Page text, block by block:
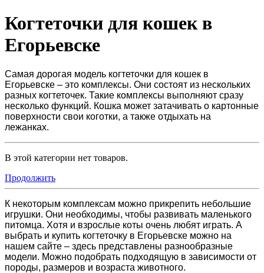
Когтеточки для кошек в
Егорьевске
Самая дорогая модель когтеточки для кошек в
Егорьевске – это комплексы. Они состоят из нескольких
разных когтеточек. Такие комплексы выполняют сразу
несколько функций. Кошка может затачивать о картонные
поверхности свои коготки, а также отдыхать на
лежанках.
В этой категории нет товаров.
Продолжить
К некоторым комплексам можно прикрепить небольшие
игрушки. Они необходимы, чтобы развивать маленького
питомца. Хотя и взрослые коты очень любят играть. А
выбрать и купить когтеточку в Егорьевске можно на
нашем сайте – здесь представлены разнообразные
модели. Можно подобрать подходящую в зависимости от
породы, размеров и возраста животного.